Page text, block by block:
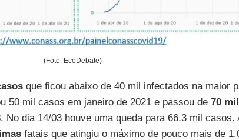
(Foto: EcoDebate)
que ficou abaixo de 40 mil infectados na maior
50 mil casos em janeiro de 2021 e passou de 70 mil
. No dia 14/03 houve uma queda para 66,3 mil casos.
fatais que atingiu o máximo de pouco mais de